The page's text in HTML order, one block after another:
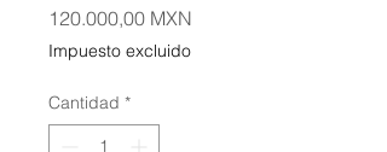
120.000,00 MXN
Impuesto excluido
Cantidad *